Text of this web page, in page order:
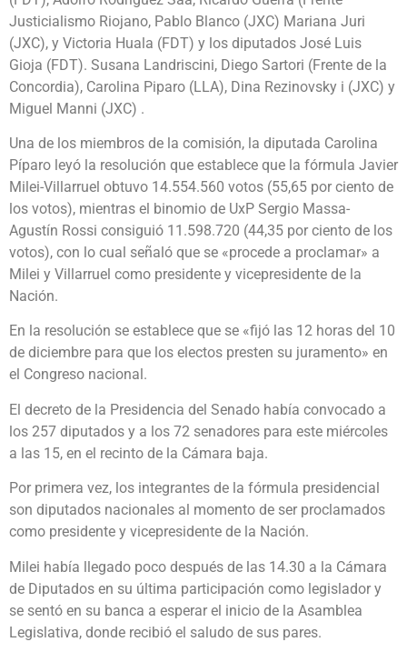
Justicialismo Riojano, Pablo Blanco (JXC) Mariana Juri
(JXC), y Victoria Huala (FDT) y los diputados José Luis
Gioja (FDT). Susana Landriscini, Diego Sartori (Frente de la
Concordia), Carolina Piparo (LLA), Dina Rezinovsky i (JXC) y
Miguel Manni (JXC) .
Una de los miembros de la comisión, la diputada Carolina
Píparo leyó la resolución que establece que la fórmula Javier
Milei-Villarruel obtuvo 14.554.560 votos (55,65 por ciento de
los votos), mientras el binomio de UxP Sergio Massa-
Agustín Rossi consiguió 11.598.720 (44,35 por ciento de los
votos), con lo cual señaló que se «procede a proclamar» a
Milei y Villarruel como presidente y vicepresidente de la
Nación.
En la resolución se establece que se «fijó las 12 horas del 10
de diciembre para que los electos presten su juramento» en
el Congreso nacional.
El decreto de la Presidencia del Senado había convocado a
los 257 diputados y a los 72 senadores para este miércoles
a las 15, en el recinto de la Cámara baja.
Por primera vez, los integrantes de la fórmula presidencial
son diputados nacionales al momento de ser proclamados
como presidente y vicepresidente de la Nación.
Milei había llegado poco después de las 14.30 a la Cámara
de Diputados en su última participación como legislador y
se sentó en su banca a esperar el inicio de la Asamblea
Legislativa, donde recibió el saludo de sus pares.